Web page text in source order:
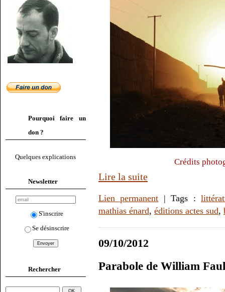
Pourquoi faire un
don ?
Quelques explications
Newsletter
S'inscrire
Se désinscrire
Rechercher
Crédits
Lire la suite
Lien permanent | Tags :
mathias énard, éditions actes sud,
09/10/2012
Parabole de William